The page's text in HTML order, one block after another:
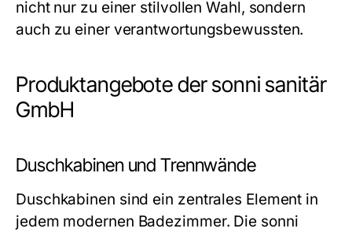
nicht nur zu einer stilvollen Wahl, sondern
auch zu einer verantwortungsbewussten.
Produktangebote der sonni sanitär
GmbH
Duschkabinen und Trennwände
Duschkabinen sind ein zentrales Element in
jedem modernen Badezimmer. Die sonni